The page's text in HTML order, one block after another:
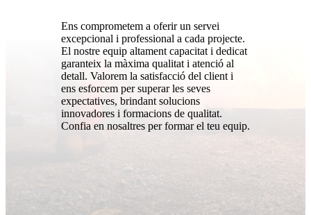
Ens comprometem a oferir un servei
excepcional i professional a cada projecte.
El nostre equip altament capacitat i dedicat
garanteix la màxima qualitat i atenció al
detall. Valorem la satisfacció del client i
ens esforcem per superar les seves
expectatives, brindant solucions
innovadores i formacions de qualitat.
Confia en nosaltres per formar el teu equip.